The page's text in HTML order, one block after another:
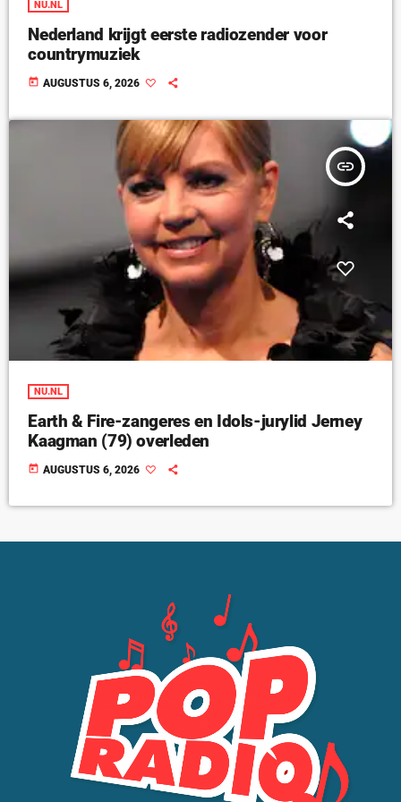
NU.NL
Nederland krijgt eerste radiozender voor
countrymuziek
today AUGUSTUS 6, 2026
insert_link
NU.NL
Earth & Fire-zangeres en Idols-jurylid Jerney
Kaagman (79) overleden
today AUGUSTUS 6, 2026